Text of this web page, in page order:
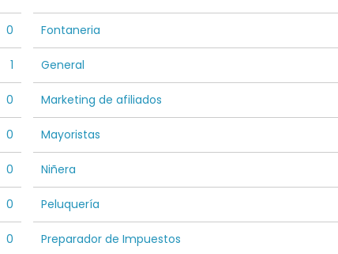
0 Fontaneria
1 General
0 Marketing de afiliados
0 Mayoristas
0 Niñera
0 Peluquería
0 Preparador de Impuestos